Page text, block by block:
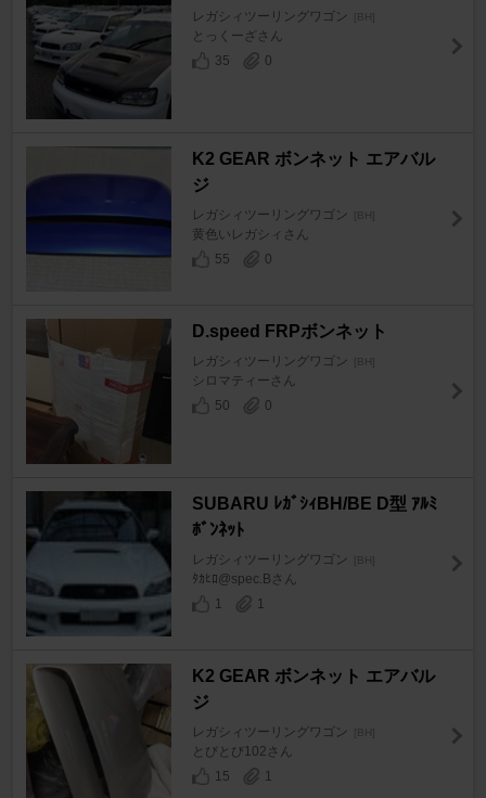
レガシィツーリングワゴン [BH]
とっくーざさん
35
0
K2 GEAR ボンネット エアバル
ジ
レガシィツーリングワゴン [BH]
黄色いレガシィさん
55
0
D.speed FRPボンネット
レガシィツーリングワゴン [BH]
シロマティーさん
50
0
SUBARU ﾚｶﾞｼｨBH/BE D型 ｱﾙﾐ
ﾎﾞﾝﾈｯﾄ
レガシィツーリングワゴン [BH]
ﾀｶﾋﾛ@spec.Bさん
1
1
K2 GEAR ボンネット エアバル
ジ
レガシィツーリングワゴン [BH]
とびとび102さん
15
1